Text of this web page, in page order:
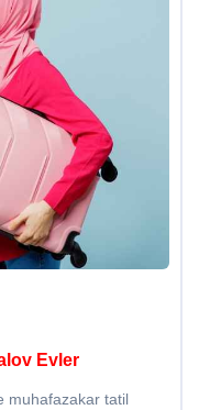
Evler
muhafazakar tatil